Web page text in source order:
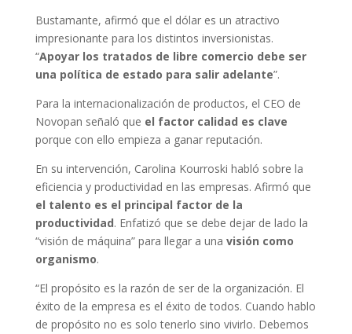
Bustamante, afirmó que el dólar es un atractivo
impresionante para los distintos inversionistas.
“Apoyar los tratados de libre comercio debe ser
una política de estado para salir adelante”.
Para la internacionalización de productos, el CEO de
Novopan señaló que el factor calidad es clave
porque con ello empieza a ganar reputación.
En su intervención, Carolina Kourroski habló sobre la
eficiencia y productividad en las empresas. Afirmó que
el talento es el principal factor de la
productividad. Enfatizó que se debe dejar de lado la
“visión de máquina” para llegar a una visión como
organismo.
“El propósito es la razón de ser de la organización. El
éxito de la empresa es el éxito de todos. Cuando hablo
de propósito no es solo tenerlo sino vivirlo. Debemos